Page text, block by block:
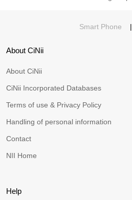
Smart Phone |
About CiNii
About CiNii
CiNii Incorporated Databases
Terms of use & Privacy Policy
Handling of personal information
Contact
NII Home
Help